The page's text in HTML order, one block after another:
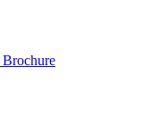
Brochure